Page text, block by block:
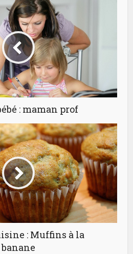
: maman prof
: Muffins à la
banane